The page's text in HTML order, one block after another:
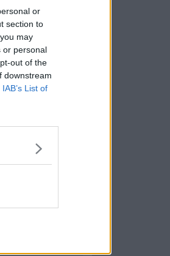
or
section to
may
or personal
out of the
downstream
IAB’s List of
jailbreaka.